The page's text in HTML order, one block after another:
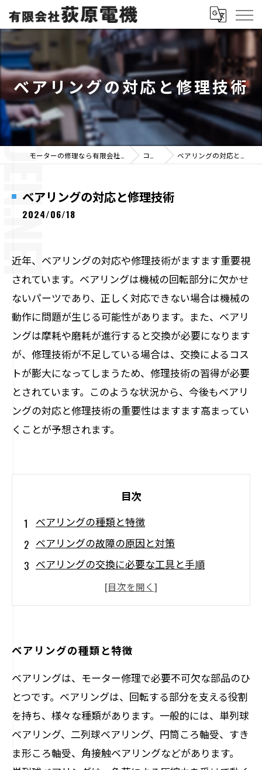
ベアリングの対応と修理技術
コラム ベアリングの対応と修理技術
ベアリングの対応と修理技術
2024/06/18
近年、ベアリングの対応や修理技術がますます重要視
されています。ベアリングは機械の回転部分に欠かせ
ないパーツであり、正しく対応できない場合は機械の
動作に問題が生じる可能性があります。また、ベアリ
ングは摩耗や磨耗が進行すると交換が必要になります
が、修理技術が不足している場合は、交換によるコス
トが膨大になってしまうため、修理技術の習得が必要
とされています。このような状況から、今後もベアリ
ングの対応と修理技術の重要性はますます高まってい
くことが予想されます。
目次
ベアリングの種類と特徴
ベアリングの故障の原因と対策
ベアリングの交換に必要な工具と手順
ベアリングの再生・再利用のための修理技術
将来的なベアリングのトラブルを予防するた
ベアリングの種類と特徴
ベアリングは、モーター修理で必要不可欠な部品のひ
とつです。ベアリングは、回転する部分を支える役割
を持ち、様々な種類があります。一般的には、単列球
ベアリング、二列球ベアリング、円筒ころ軸受、すき
ま形ころ軸受、角接触ベアリングなどがあります。